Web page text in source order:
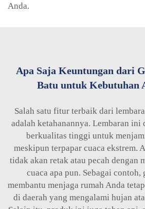
Anda.
Apa Saja Keuntungan dari
Batu untuk Kebutuhan
Salah satu fitur terbaik dari
adalah ketahanannya. Lembaran ini
berkualitas tinggi untuk
meskipun terpapar cuaca ekstrem.
tidak akan retak atau pecah dengan
cuaca apa pun. Sebagai contoh,
membantu menjaga rumah Anda
di daerah yang mengalami hujan